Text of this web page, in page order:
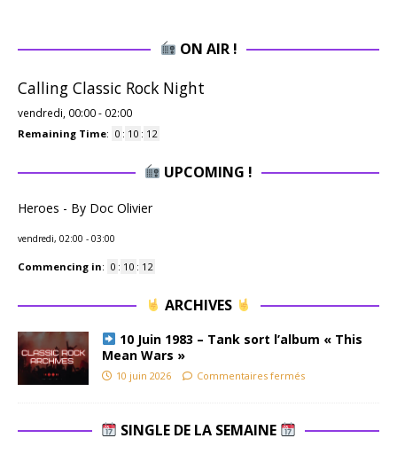
ON AIR !
Calling Classic Rock Night
vendredi, 00:00- 02:00
Remaining Time: 0 : 10 : 11
UPCOMING !
Heroes - By Doc Olivier
vendredi, 02:00 - 03:00
Commencing in: 0 : 10 : 11
ARCHIVES
10 Juin 1983 – Tank sort l’album « This
Mean Wars »
10 juin 2026 Commentaires fermés
SINGLE DE LA SEMAINE